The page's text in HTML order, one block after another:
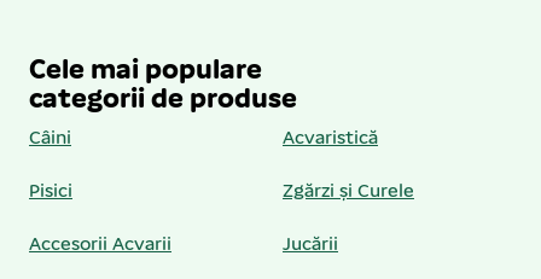
Cele mai populare
categorii de produse
Câini Acvaristică
Pisici Zgărzi și Curele
Accesorii Acvarii Jucării